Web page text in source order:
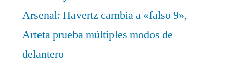
Arsenal: Havertz cambia a «falso 9»,
Arteta prueba múltiples modos de
delantero